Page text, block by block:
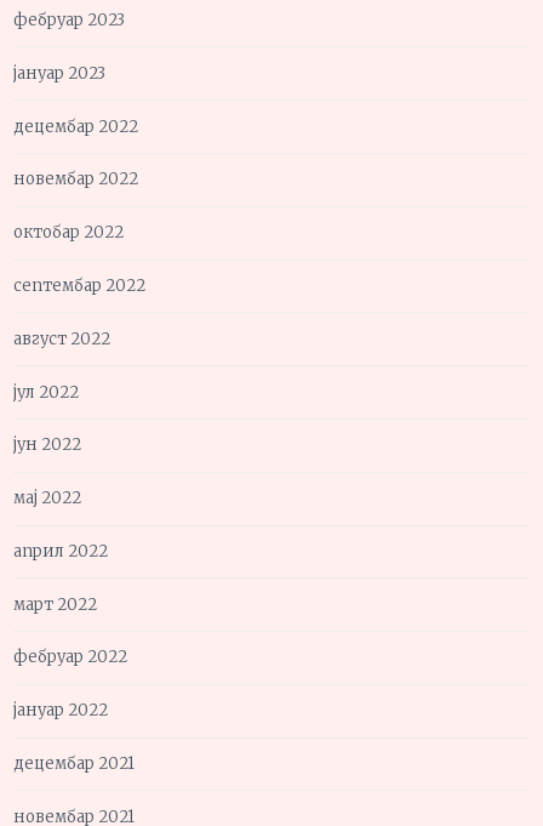
фебруар 2023
јануар 2023
децембар 2022
новембар 2022
октобар 2022
септембар 2022
август 2022
јул 2022
јун 2022
мај 2022
април 2022
март 2022
фебруар 2022
јануар 2022
децембар 2021
новембар 2021